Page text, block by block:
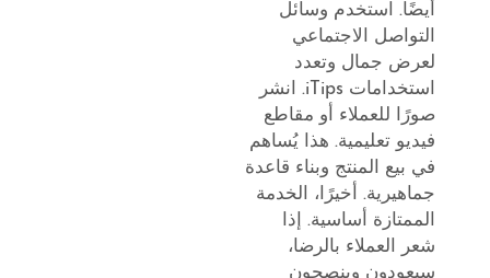
أيضًا. استخدم وسائل
التواصل الاجتماعي
لعرض جمال وتعدد
استخدامات iTips. انشر
صورًا للعملاء أو مقاطع
فيديو تعليمية. هذا يُساهم
في بيع المنتج وبناء قاعدة
جماهيرية. أخيرًا، الخدمة
الممتازة أساسية. إذا
شعر العملاء بالرضا،
سيعودون وينصحون